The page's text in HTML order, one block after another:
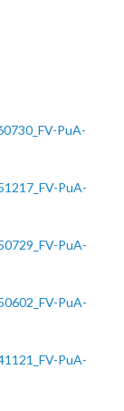
PuA-
PuA-
PuA-
PuA-
PuA-